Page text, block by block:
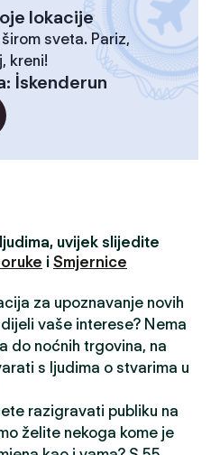
lokacije
sveta. Pariz,
kreni!
: İskenderun
uvijek slijedite
i Smjernice
za upoznavanje novih
vaše interese? Nema
do noćnih trgovina, na
s ljudima o stvarima u
razigravati publiku na
želite nekoga kome je